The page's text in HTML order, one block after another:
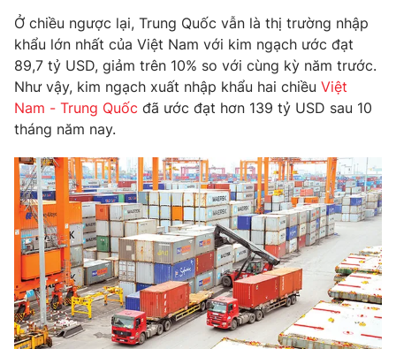
Nhân vật
Khán giả
Giải sao mai
Âm nhạc
Sao
Du lịch
Làm đẹp
Chất lượng cuộc sống
Giáo dục
Tuyển sinh
Học trực tuyến
Công nghệ
Sản phẩm
Thị trường
Tư vấn
Giao lưu trực tuyến
Lịch phát sóng
Chuyên mục khác
Emagazine Podcast
Ở chiều ngược lại, Trung Quốc vẫn là thị trường nhập
khẩu lớn nhất của Việt Nam với kim ngạch ước đạt
89,7 tỷ USD, giảm trên 10% so với cùng kỳ năm trước.
Như vậy, kim ngạch xuất nhập khẩu hai chiều Việt
Nam - Trung Quốc đã ước đạt hơn 139 tỷ USD sau 10
tháng năm nay.